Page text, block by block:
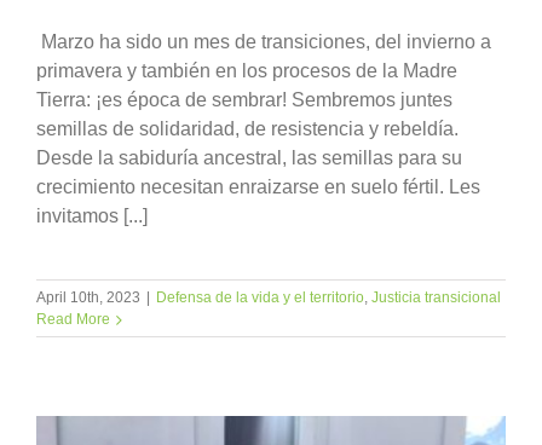
Marzo ha sido un mes de transiciones, del invierno a
primavera y también en los procesos de la Madre
Tierra: ¡es época de sembrar! Sembremos juntes
semillas de solidaridad, de resistencia y rebeldía.
Desde la sabiduría ancestral, las semillas para su
crecimiento necesitan enraizarse en suelo fértil. Les
invitamos [...]
April 10th, 2023 | Defensa de la vida y el territorio Justicia transicional
Read More